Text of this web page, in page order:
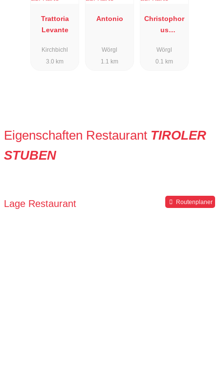
Trattoria
Levante
Kirchbichl
3.0 km
Antonio
Wörgl
1.1 km
Christophor
us
Wörgl
0.1 km
Eigenschaften Restaurant TIROLER
STUBEN
Lage Restaurant Routenplaner